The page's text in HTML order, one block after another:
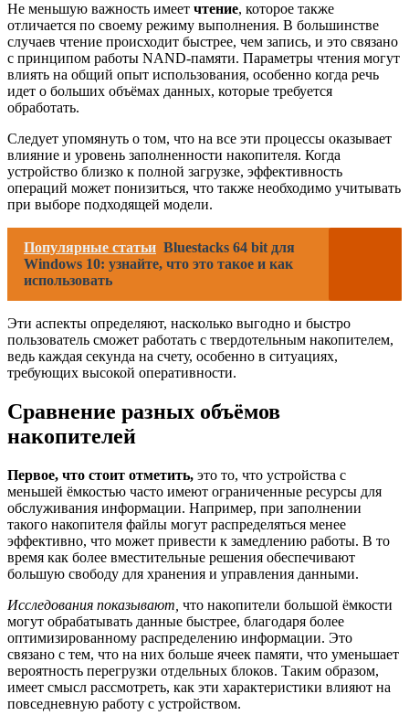
Не меньшую важность имеет чтение, которое также
отличается по своему режиму выполнения. В большинстве
случаев чтение происходит быстрее, чем запись, и это связано
с принципом работы NAND-памяти. Параметры чтения могут
влиять на общий опыт использования, особенно когда речь
идет о больших объёмах данных, которые требуется
обработать.
Следует упомянуть о том, что на все эти процессы оказывает
влияние и уровень заполненности накопителя. Когда
устройство близко к полной загрузке, эффективность
операций может понизиться, что также необходимо учитывать
при выборе подходящей модели.
Популярные статьи Bluestacks 64 bit для
Windows 10: узнайте, что это такое и как
использовать
Эти аспекты определяют, насколько выгодно и быстро
пользователь сможет работать с твердотельным накопителем,
ведь каждая секунда на счету, особенно в ситуациях,
требующих высокой оперативности.
Сравнение разных объёмов
накопителей
Первое, что стоит отметить, это то, что устройства с
меньшей ёмкостью часто имеют ограниченные ресурсы для
обслуживания информации. Например, при заполнении
такого накопителя файлы могут распределяться менее
эффективно, что может привести к замедлению работы. В то
время как более вместительные решения обеспечивают
большую свободу для хранения и управления данными.
Исследования показывают, что накопители большой ёмкости
могут обрабатывать данные быстрее, благодаря более
оптимизированному распределению информации. Это
связано с тем, что на них больше ячеек памяти, что уменьшает
вероятность перегрузки отдельных блоков. Таким образом,
имеет смысл рассмотреть, как эти характеристики влияют на
повседневную работу с устройством.